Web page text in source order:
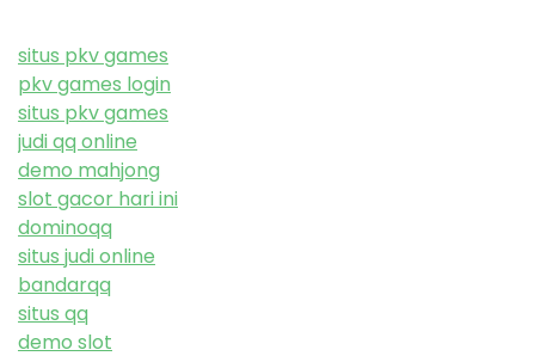
situs pkv games
pkv games login
situs pkv games
judi qq online
demo mahjong
slot gacor hari ini
dominoqq
situs judi online
bandarqq
situs qq
demo slot